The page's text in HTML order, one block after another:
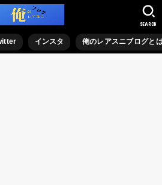
インスタ 俺のレアスニブログと
SEARCH